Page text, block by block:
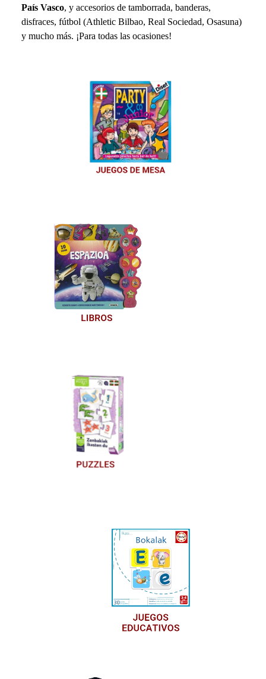
País Vasco, y accesorios de tamborrada, banderas,
disfraces, fútbol (Athletic Bilbao, Real Sociedad, Osasuna)
y mucho más. ¡Para todas las ocasiones!